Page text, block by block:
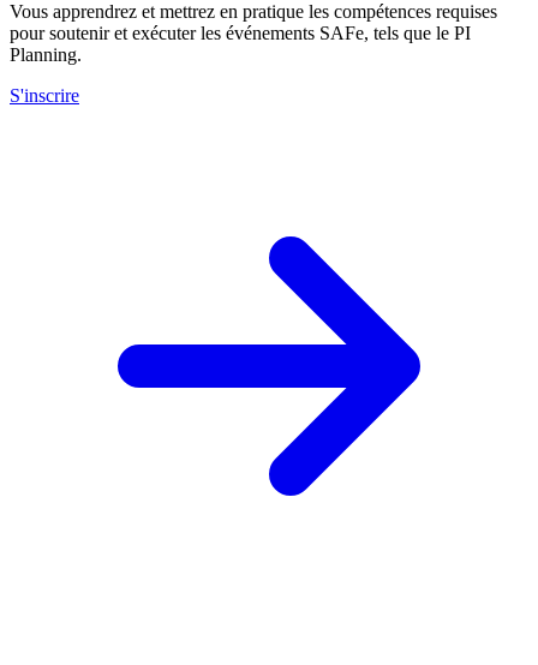
Vous apprendrez et mettrez en pratique les compétences requises
pour soutenir et exécuter les événements SAFe, tels que le PI
Planning.
S'inscrire